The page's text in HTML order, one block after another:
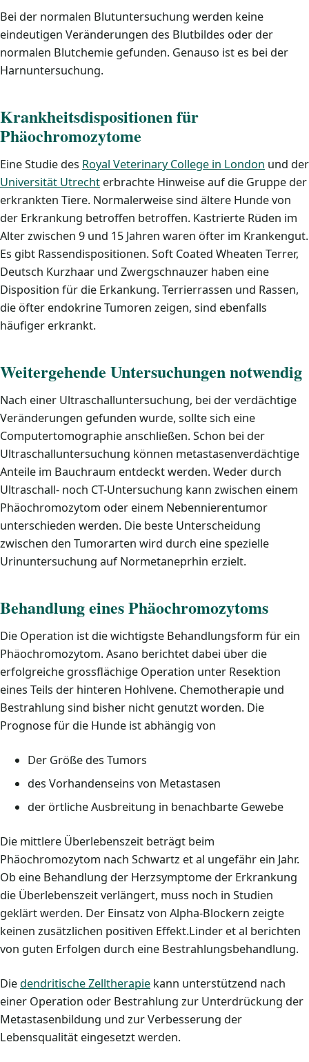
Bei der normalen Blutuntersuchung werden keine
eindeutigen Veränderungen des Blutbildes oder der
normalen Blutchemie gefunden. Genauso ist es bei der
Harnuntersuchung.
Krankheitsdispositionen für
Phäochromozytome
Eine Studie des Royal Veterinary College in London und der
Universität Utrecht erbrachte Hinweise auf die Gruppe der
erkrankten Tiere. Normalerweise sind ältere Hunde von
der Erkrankung betroffen betroffen. Kastrierte Rüden im
Alter zwischen 9 und 15 Jahren waren öfter im Krankengut.
Es gibt Rassendispositionen. Soft Coated Wheaten Terrer,
Deutsch Kurzhaar und Zwergschnauzer haben eine
Disposition für die Erkankung. Terrierrassen und Rassen,
die öfter endokrine Tumoren zeigen, sind ebenfalls
häufiger erkrankt.
Weitergehende Untersuchungen notwendig
Nach einer Ultraschalluntersuchung, bei der verdächtige
Veränderungen gefunden wurde, sollte sich eine
Computertomographie anschließen. Schon bei der
Ultraschalluntersuchung können metastasenverdächtige
Anteile im Bauchraum entdeckt werden. Weder durch
Ultraschall- noch CT-Untersuchung kann zwischen einem
Phäochromozytom oder einem Nebennierentumor
unterschieden werden. Die beste Unterscheidung
zwischen den Tumorarten wird durch eine spezielle
Urinuntersuchung auf Normetaneprhin erzielt.
Behandlung eines Phäochromozytoms
Die Operation ist die wichtigste Behandlungsform für ein
Phäochromozytom. Asano berichtet dabei über die
erfolgreiche grossflächige Operation unter Resektion
eines Teils der hinteren Hohlvene. Chemotherapie und
Bestrahlung sind bisher nicht genutzt worden. Die
Prognose für die Hunde ist abhängig von
Der Größe des Tumors
des Vorhandenseins von Metastasen
der örtliche Ausbreitung in benachbarte Gewebe
Die mittlere Überlebenszeit beträgt beim
Phäochromozytom nach Schwartz et al ungefähr ein Jahr.
Ob eine Behandlung der Herzsymptome der Erkrankung
die Überlebenszeit verlängert, muss noch in Studien
geklärt werden. Der Einsatz von Alpha-Blockern zeigte
keinen zusätzlichen positiven Effekt.Linder et al berichten
von guten Erfolgen durch eine Bestrahlungsbehandlung.
Diedendritische Zelltherapie kann unterstützend nach
einer Operation oder Bestrahlung zur Unterdrückung der
Metastasenbildung und zur Verbesserung der
Lebensqualität eingesetzt werden.